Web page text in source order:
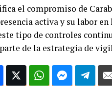
el compromiso de
activa y su labor
tipo de controles
de la estrategia de